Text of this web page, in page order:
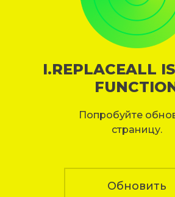
I.REPLACEALL
Попробуйте
страницу.
Обновить